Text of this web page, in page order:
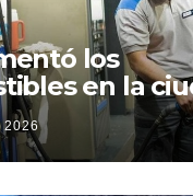
los
en la
la nafta
$2.100 y
más de
2026